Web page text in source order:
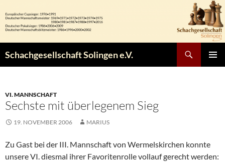
Inhalt
springen
Schachgesellschaft Solingen e.V.
VI. MANNSCHAFT
Sechste mit überlegenem Sieg
19. NOVEMBER 2006 MARIUS
Zu Gast bei der III. Mannschaft von Wermelskirchen konnte
unsere VI. diesmal ihrer Favoritenrolle vollauf gerecht werden: